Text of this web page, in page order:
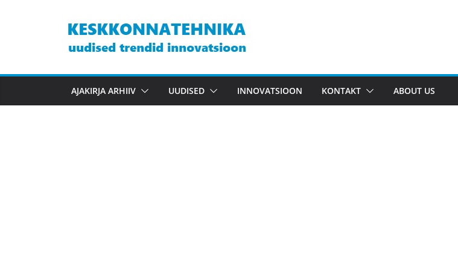
AJAKIRJA ARHIIV UUDISED INNOVATSIOON KONTAKT ABOUT US